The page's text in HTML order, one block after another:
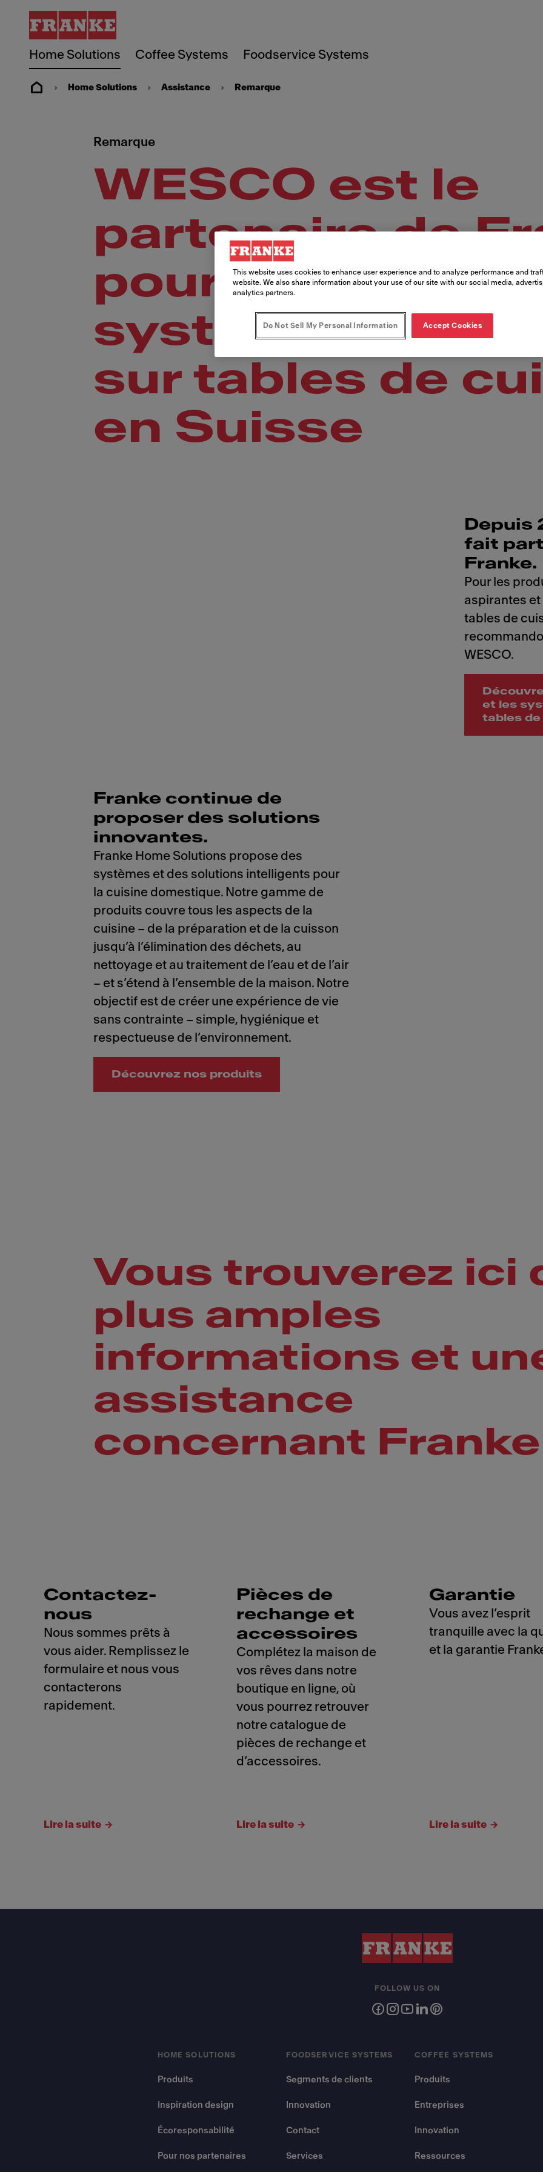
Home Solutions Coffee Systems Foodservice Systems
Home Solutions Assistance Remarque
Remarque
WESCO est le
partenaire de
pour les hottes
systèmes
sur tables de
en Suisse
Depuis
fait
Franke.
Pour les
aspirantes
tables de
WESCO.
et les
tables de
Franke continue de
proposer des solutions
innovantes.
Franke Home Solutions propose des
systèmes et des solutions intelligents pour
la cuisine domestique. Notre gamme de
produits couvre tous les aspects de la
cuisine – de la préparation et de la cuisson
jusqu’à l’élimination des déchets, au
nettoyage et au traitement de l’eau et de l’air
– et s’étend à l’ensemble de la maison. Notre
objectif est de créer une expérience de vie
sans contrainte – simple, hygiénique et
respectueuse de l’environnement.
Découvrez nos produits
Vous trouverez ici
plus amples
informations et
assistance
concernant Franke
Contactez-
nous
Nous sommes prêts à
vous aider. Remplissez le
formulaire et nous vous
contacterons
rapidement.
Lire la suite
Pièces de
rechange et
accessoires
Complétez la maison de
vos rêves dans notre
boutique en ligne, où
vous pourrez retrouver
notre catalogue de
pièces de rechange et
d’accessoires.
Lire la suite
Garantie
Vous avez l’esprit
tranquille avec la
et la garantie
Lire la suite
HOME SOLUTIONS
Produits
Inspiration design
Écoresponsabilité
Pour nos partenaires
FOODSERVICE SYSTEMS
Segments de clients
Innovation
Contact
Services
COFFEE SYSTEMS
Produits
Entreprises
Innovation
Ressources
FOLLOW US ON
This website uses cookies to enhance user experience and to analyze performance and
website. We also share information about your use of our site with our social media,
analytics partners.
Do Not Sell My Personal Information Accept Cookies